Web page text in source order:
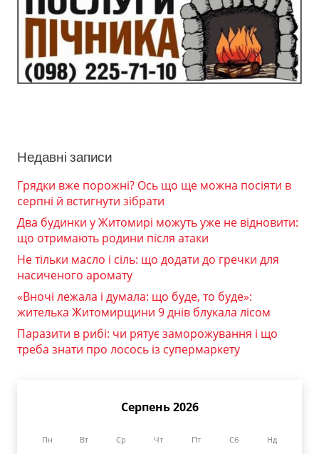
Недавні записи
Грядки вже порожні? Ось що ще можна посіяти в
серпні й встигнути зібрати
Два будинки у Житомирі можуть уже не відновити:
що отримають родини після атаки
Не тільки масло і сіль: що додати до гречки для
насиченого аромату
«Вночі лежала і думала: що буде, то буде»:
жителька Житомирщини 9 днів блукала лісом
Паразити в рибі: чи рятує заморожування і що
треба знати про лосось із супермаркету
Серпень 2026
Пн Вт Ср Чт Пт Сб Нд